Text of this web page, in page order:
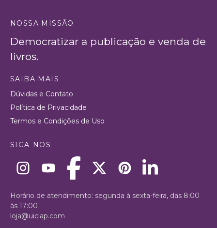
NOSSA MISSÃO
Democratizar a publicação e venda de
livros.
SAIBA MAIS
Dúvidas e Contato
Política de Privacidade
Termos e Condições de Uso
SIGA-NOS
Horário de atendimento: segunda à sexta-feira, das 8:00
às 17:00
loja@uiclap.com